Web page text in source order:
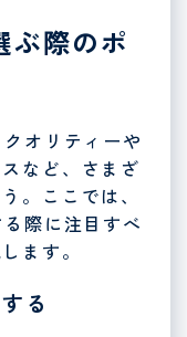
ぶ際のポ
オリティーや
など、さまざ
。ここでは、
際に注目すべ
ます。
る